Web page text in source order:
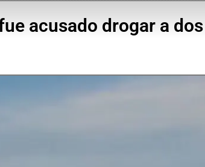
acusado drogar a